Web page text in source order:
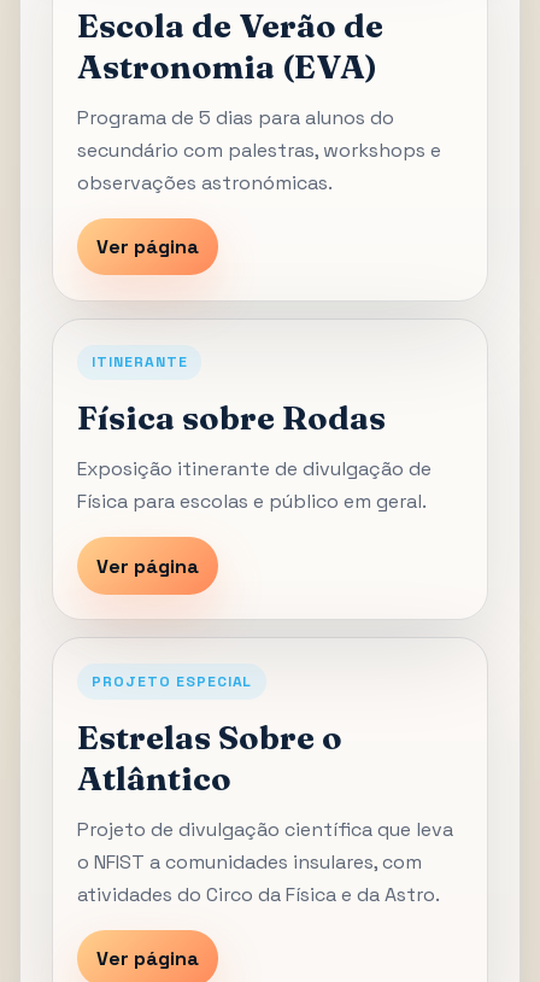
Escola de Verão de
Astronomia (EVA)
Programa de 5 dias para alunos do
secundário com palestras, workshops e
observações astronómicas.
Ver página
ITINERANTE
Física sobre Rodas
Exposição itinerante de divulgação de
Física para escolas e público em geral.
Ver página
PROJETO ESPECIAL
Estrelas Sobre o
Atlântico
Projeto de divulgação científica que leva
o NFIST a comunidades insulares, com
atividades do Circo da Física e da Astro.
Ver página